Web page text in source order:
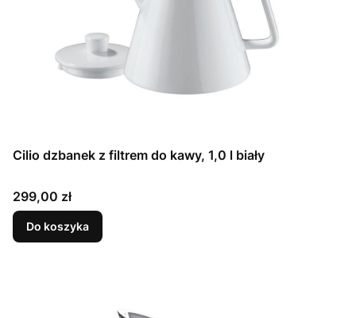
Cilio dzbanek z filtrem do kawy, 1,0 l biały
Cena
299,00 zł
Do koszyka